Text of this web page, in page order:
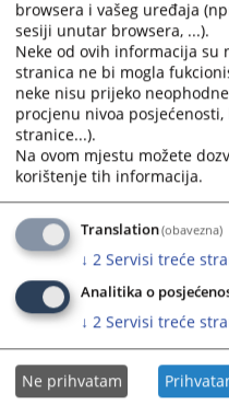
and
select
a
date.
Press
the
question
mark
key
get
the
keyboard
shortcuts
for
changing
dates.
and
a
mark
key
to
get
the
for
browsera i vašeg uređaja
sesiji unutar browsera, ...).
Neke od ovih informacija su
stranica ne bi mogla
neke nisu prijeko
procjenu nivoa
stranice...).
Na ovom mjestu možete
korištenje tih informacija.
Translation(obavezna)
↓ 2 Servisi treće
Analitika o
↓ 2 Servisi treće
Ne prihvatam